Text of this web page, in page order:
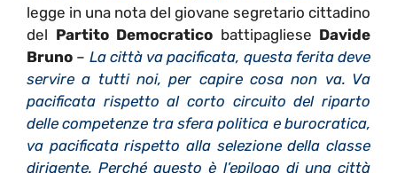
legge in una nota del giovane segretario cittadino
del Partito Democratico battipagliese Davide
Bruno – La città va pacificata, questa ferita deve
servire a tutti noi, per capire cosa non va. Va
pacificata rispetto al corto circuito del riparto
delle competenze tra sfera politica e burocratica,
va pacificata rispetto alla selezione della classe
dirigente. Perché questo è l’epilogo di una città